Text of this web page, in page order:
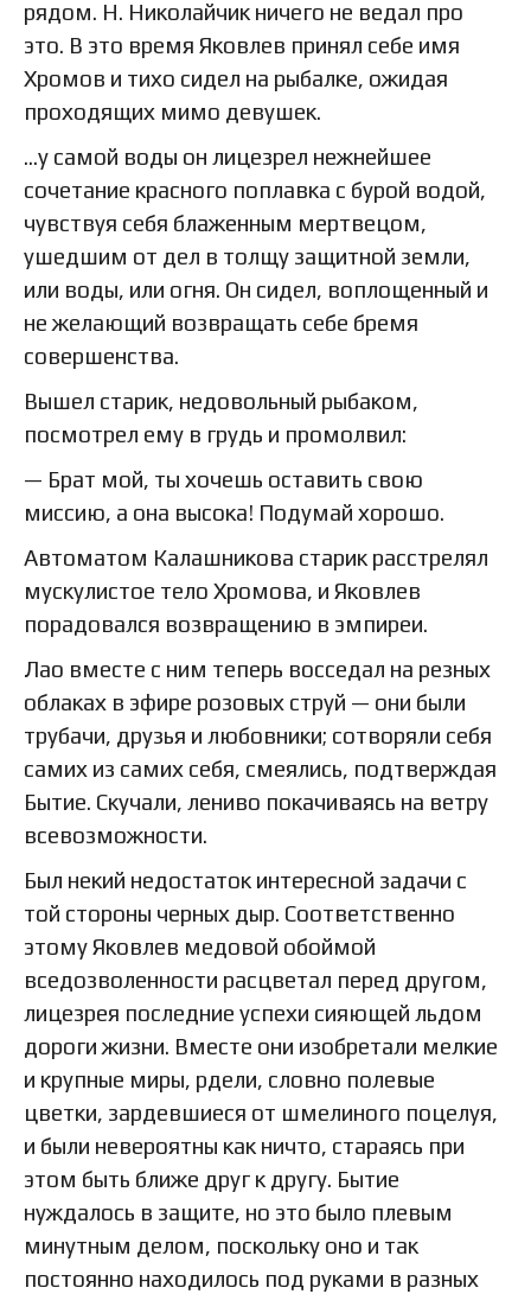
рядом. Н. Николайчик ничего не ведал про
это. В это время Яковлев принял себе имя
Хромов и тихо сидел на рыбалке, ожидая
проходящих мимо девушек.
…у самой воды он лицезрел нежнейшее
сочетание красного поплавка с бурой водой,
чувствуя себя блаженным мертвецом,
ушедшим от дел в толщу защитной земли,
или воды, или огня. Он сидел, воплощенный и
не желающий возвращать себе бремя
совершенства.
Вышел старик, недовольный рыбаком,
посмотрел ему в грудь и промолвил:
— Брат мой, ты хочешь оставить свою
миссию, а она высока! Подумай хорошо.
Автоматом Калашникова старик расстрелял
мускулистое тело Хромова, и Яковлев
порадовался возвращению в эмпиреи.
Лао вместе с ним теперь восседал на резных
облаках в эфире розовых струй — они были
трубачи, друзья и любовники; сотворяли себя
самих из самих себя, смеялись, подтверждая
Бытие. Скучали, лениво покачиваясь на ветру
всевозможности.
Был некий недостаток интересной задачи с
той стороны черных дыр. Соответственно
этому Яковлев медовой обоймой
вседозволенности расцветал перед другом,
лицезрея последние успехи сияющей льдом
дороги жизни. Вместе они изобретали мелкие
и крупные миры, рдели, словно полевые
цветки, зардевшиеся от шмелиного поцелуя,
и были невероятны как ничто, стараясь при
этом быть ближе друг к другу. Бытие
нуждалось в защите, но это было плевым
минутным делом, поскольку оно и так
постоянно находилось под руками в разных